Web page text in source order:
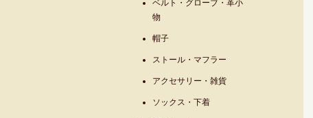
ベルト・グローブ・革小
物
帽子
ストール・マフラー
アクセサリー・雑貨
ソックス・下着